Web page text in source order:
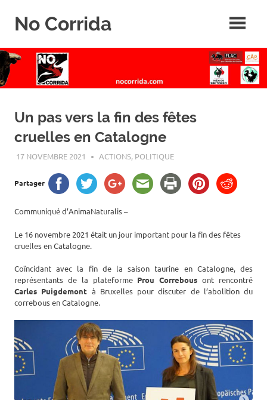
No Corrida
de
la
corrida
Un pas vers la fin des fêtes
cruelles en Catalogne
17 NOVEMBRE 2021 ROGER LAHANA
ACTIONS, POLITIQUE
Partager
Communiqué d’AnimaNaturalis –
Le 16 novembre 2021 était un jour important pour la fin des fêtes
cruelles en Catalogne.
Coïncidant avec la fin de la saison taurine en Catalogne, des
représentants de la plateforme Prou Correbous ont rencontré
Carles Puigdemont à Bruxelles pour discuter de l’abolition du
correbous en Catalogne.